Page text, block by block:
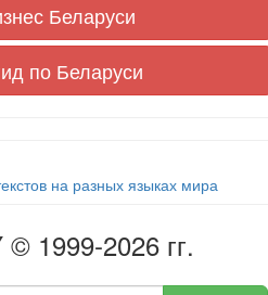
Беларуси
по Беларуси
© 1999-2026 гг.